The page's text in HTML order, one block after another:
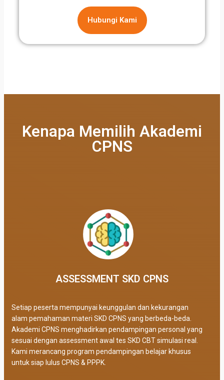
Hubungi Kami
Kenapa Memilih Akademi
CPNS
ASSESSMENT SKD CPNS
Setiap peserta mempunyai keunggulan dan kekurangan
alam pemahaman materi SKD CPNS yang berbeda-beda.
Akademi CPNS menghadirkan pendampingan personal yang
sesuai dengan assessment awal tes SKD CBT simulasi real.
Kami merancang program pendampingan belajar khusus
untuk siap lulus CPNS & PPPK.